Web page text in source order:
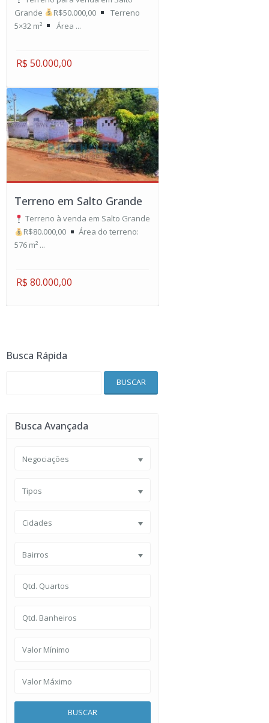
Grande
R$50.000,00
Terreno
5×32 m²
Área ...
R$ 50.000,00
Terreno em Salto Grande
Terreno à venda em Salto Grande
R$80.000,00
Área do terreno:
576 m² ...
R$ 80.000,00
Busca Rápida
BUSCAR
Busca Avançada
Negociações
Tipos
Cidades
Bairros
BUSCAR